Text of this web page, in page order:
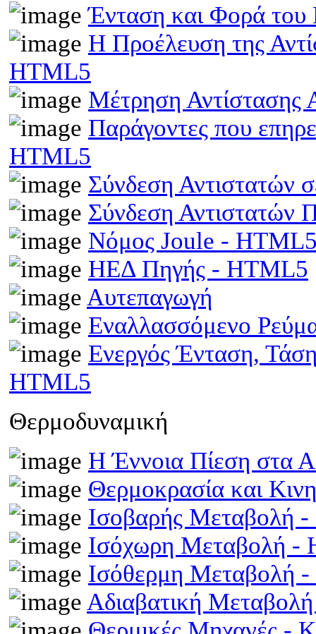
Ένταση και Φορά του
Η Προέλευση της
HTML5
Μέτρηση Αντίστασης
Παράγοντες που
HTML5
Σύνδεση Αντιστατών
Σύνδεση
Νόμος Joule -
ΗΕΔ Πηγής - HTML5
Αυτεπαγωγή
Εναλλασσόμενο
Ενεργός Ένταση,
HTML5
Θερμοδυναμική
Η Έννοια Πίεση στα
Θερμοκρασία και
Ισοβαρής Μεταβολή
Ισόχωρη Μεταβολή -
Ισόθερμη Μεταβολή
Αδιαβατική